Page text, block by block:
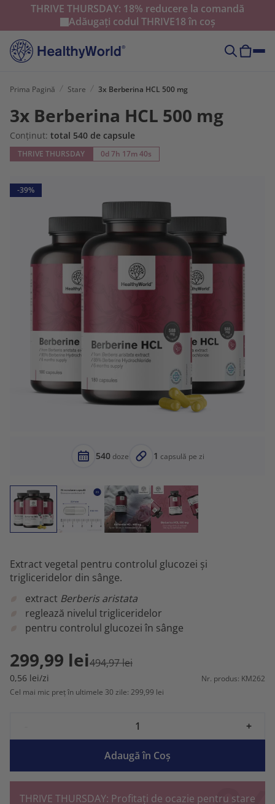
THRIVE THURSDAY: 18% reducere la comandă
Adăugați codul THRIVE18în coș
Prima Pagină Stare 3x Berberina HCL 500 mg
3x Berberina HCL 500 mg
Conținut: total 540 de capsule
THRIVE THURSDAY 0d 7h 17m 39s
-39%
540doze 1 capsulă pe zi
Extract vegetal pentru controlul glucozei și
trigliceridelor din sânge.
extract Berberis aristata
reglează nivelul trigliceridelor
pentru controlul glucozei în sânge
299,99 lei494,97 lei
0,56 lei/zi
Nr. produs: KM262
Cel mai mic preț în ultimele 30 zile: 299,99 lei
+
Adaugă în Coş
THRIVE THURSDAY: Profitați de ocazie pentru stare